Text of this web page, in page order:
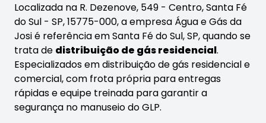
Localizada na R. Dezenove, 549 - Centro, Santa Fé
do Sul - SP, 15775-000, a empresa Água e Gás da
Josi é referência em Santa Fé do Sul, SP, quando se
trata de distribuição de gás residencial.
Especializados em distribuição de gás residencial e
comercial, com frota própria para entregas
rápidas e equipe treinada para garantir a
segurança no manuseio do GLP.